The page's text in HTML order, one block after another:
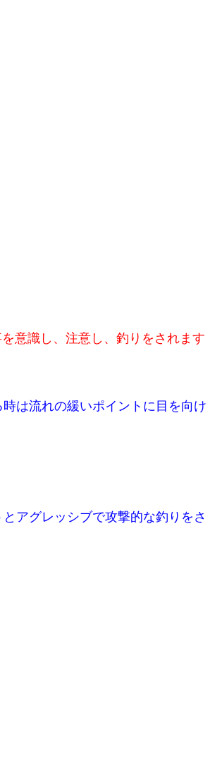
意識し、注意し、釣りをされます
は流れの緩いポイントに目を向け
アグレッシブで攻撃的な釣りをさ